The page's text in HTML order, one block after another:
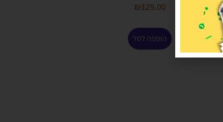
₪129.00
הוספה לסל